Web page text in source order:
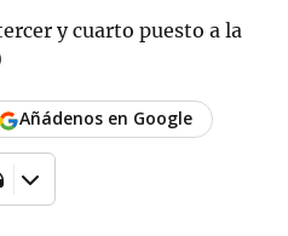
y cuarto puesto a la
Añádenos en Google